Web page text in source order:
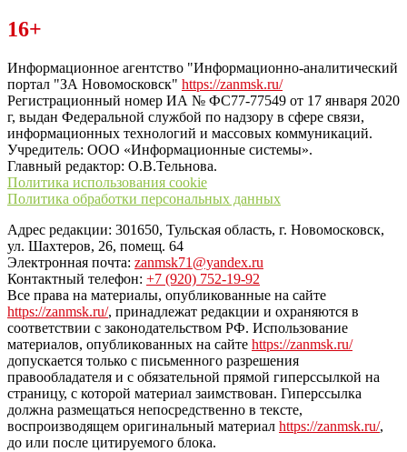
Читайте последние новости дня в Тульской области на сайте
“ЗаНовомосковск”
16+
Информационное агентство "Информационно-аналитический
портал "ЗА Новомосковск" https://zanmsk.ru/
Регистрационный номер ИА № ФС77-77549 от 17 января 2020
г, выдан Федеральной службой по надзору в сфере связи,
информационных технологий и массовых коммуникаций.
Учредитель: ООО «Информационные системы».
Главный редактор: О.В.Тельнова.
Политика использования cookie
Политика обработки персональных данных
Адрес редакции: 301650, Тульская область, г. Новомосковск,
ул. Шахтеров, 26, помещ. 64
Электронная почта: zanmsk71@yandex.ru
Контактный телефон: +7 (920) 752-19-92
Все права на материалы, опубликованные на сайте
https://zanmsk.ru/, принадлежат редакции и охраняются в
соответствии с законодательством РФ. Использование
материалов, опубликованных на сайте https://zanmsk.ru/
допускается только с письменного разрешения
правообладателя и с обязательной прямой гиперссылкой на
страницу, с которой материал заимствован. Гиперссылка
должна размещаться непосредственно в тексте,
воспроизводящем оригинальный материал https://zanmsk.ru/,
до или после цитируемого блока.